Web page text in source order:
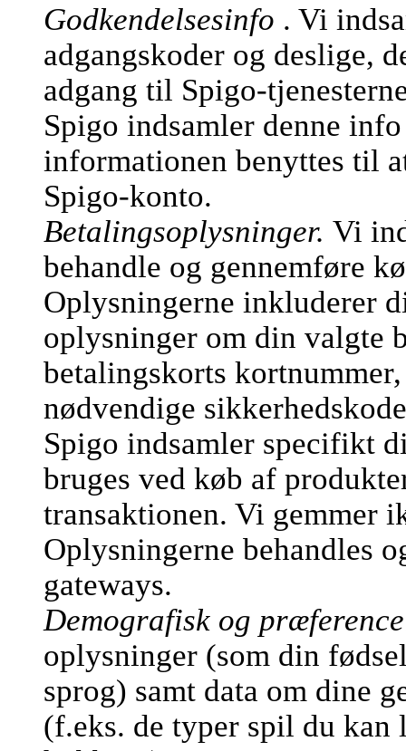
Godkendelsesinfo . Vi
adgangskoder og deslige,
adgang til Spigo-
Spigo indsamler denne
informationen benyttes til
Spigo-konto.
Betalingsoplysninger. Vi
behandle og gennemføre
Oplysningerne inkluderer
oplysninger om din valgte
betalingskorts
nødvendige
Spigo indsamler specifikt
bruges ved køb af
transaktionen. Vi gemmer
Oplysningerne behandles
gateways.
Demografisk og
oplysninger (som din
sprog) samt data om dine
(f.eks. de typer spil du kan